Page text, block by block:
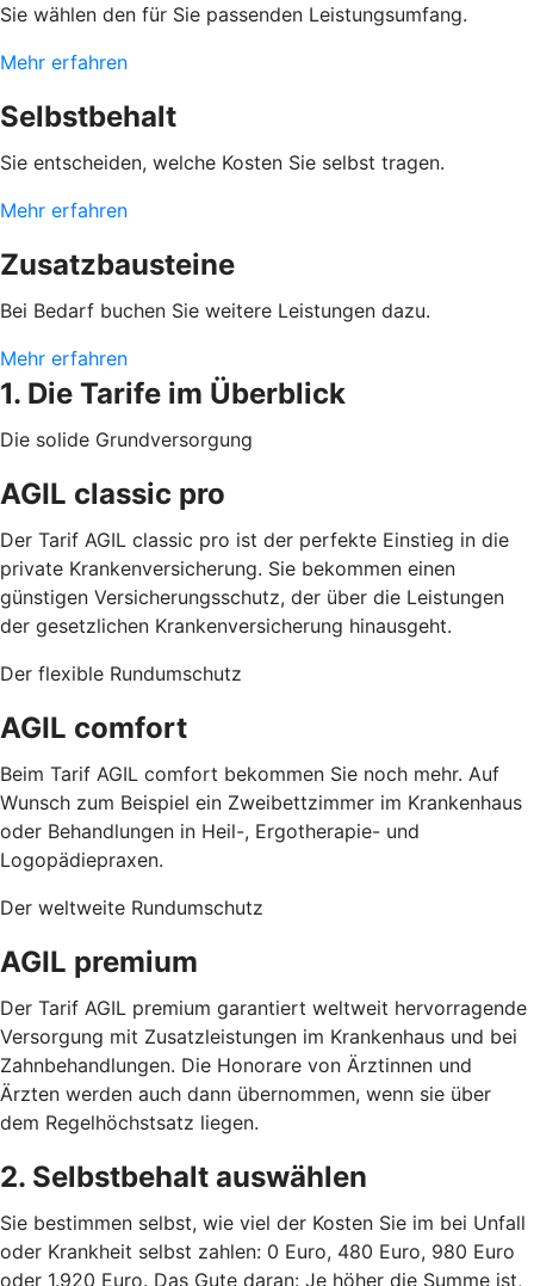
Sie wählen den für Sie passenden Leistungsumfang.
Mehr erfahren
Selbstbehalt
Sie entscheiden, welche Kosten Sie selbst tragen.
Mehr erfahren
Zusatzbausteine
Bei Bedarf buchen Sie weitere Leistungen dazu.
Mehr erfahren
1. Die Tarife im Überblick
Die solide Grundversorgung
AGIL classic pro
Der Tarif AGIL classic pro ist der perfekte Einstieg in die
private Krankenversicherung. Sie bekommen einen
günstigen Versicherungsschutz, der über die Leistungen
der gesetzlichen Krankenversicherung hinausgeht.
Der flexible Rundumschutz
AGIL comfort
Beim Tarif AGIL comfort bekommen Sie noch mehr. Auf
Wunsch zum Beispiel ein Zweibettzimmer im Krankenhaus
oder Behandlungen in Heil-, Ergotherapie- und
Logopädiepraxen.
Der weltweite Rundumschutz
AGIL premium
Der Tarif AGIL premium garantiert weltweit hervorragende
Versorgung mit Zusatzleistungen im Krankenhaus und bei
Zahnbehandlungen. Die Honorare von Ärztinnen und
Ärzten werden auch dann übernommen, wenn sie über
dem Regelhöchstsatz liegen.
2. Selbstbehalt auswählen
Sie bestimmen selbst, wie viel der Kosten Sie im bei Unfall
oder Krankheit selbst zahlen: 0 Euro, 480 Euro, 980 Euro
oder 1.920 Euro. Das Gute daran: Je höher die Summe ist,